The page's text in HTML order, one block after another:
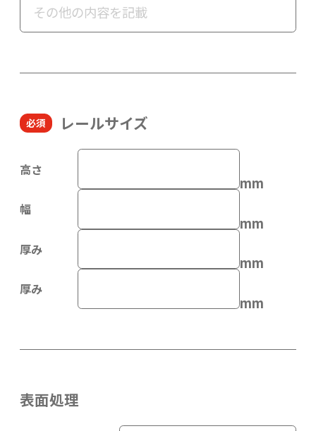
レールサイズ
高さ
mm
幅
mm
厚み
mm
厚み
mm
表面処理